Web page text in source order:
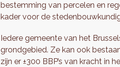
bestemming van percelen en
kader voor de
Iedere gemeente van het
grondgebied. Ze kan ook
zijn er ±300 BBP’s van kracht in